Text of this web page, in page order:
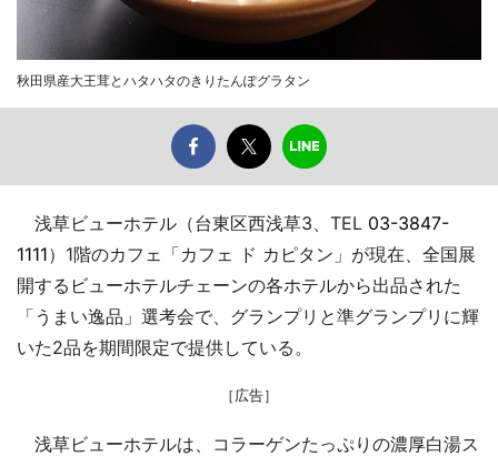
秋田県産大王茸とハタハタのきりたんぽグラタン
浅草ビューホテル（台東区西浅草3、TEL 03-3847-
1111）1階のカフェ「カフェ ド カピタン」が現在、全国展
開するビューホテルチェーンの各ホテルから出品された
「うまい逸品」選考会で、グランプリと準グランプリに輝
いた2品を期間限定で提供している。
［広告］
浅草ビューホテルは、コラーゲンたっぷりの濃厚白湯ス